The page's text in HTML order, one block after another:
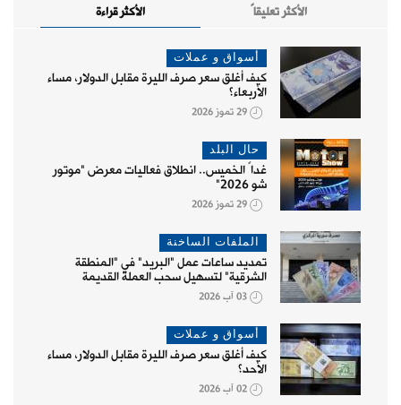
الأكثر قراءة الأكثر تعليقاً
أسواق و عملات
كيف أغلق سعر صرف الليرة مقابل الدولار، مساء
الأربعاء؟
29 تموز 2026
حال البلد
غداً الخميس.. انطلاق فعاليات معرض "موتور
شو 2026"
29 تموز 2026
الملفات الساخنة
تمديد ساعات عمل "البريد" في "المنطقة
الشرقية" لتسهيل سحب العملة القديمة
03 آب 2026
أسواق و عملات
كيف أغلق سعر صرف الليرة مقابل الدولار، مساء
الأحد؟
02 آب 2026